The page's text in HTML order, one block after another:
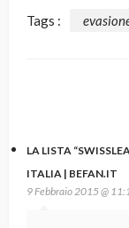
Tags :
LA LISTA
ITALIA | BEFAN.IT
9 Febbraio 2015 @